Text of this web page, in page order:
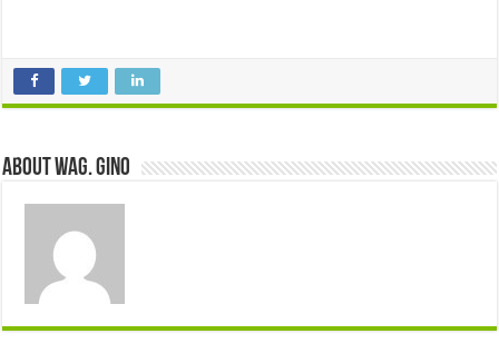
About wag. gino